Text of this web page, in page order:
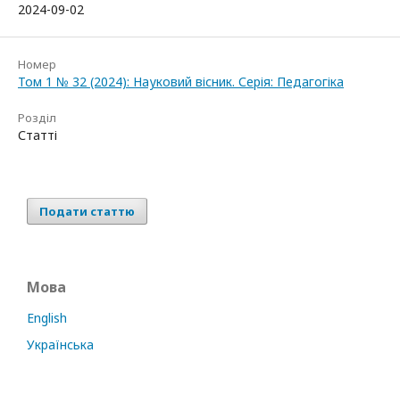
2024-09-02
Номер
Том 1 № 32 (2024): Науковий вісник. Серія: Педагогіка
Розділ
Статті
Подати статтю
Мова
English
Українська